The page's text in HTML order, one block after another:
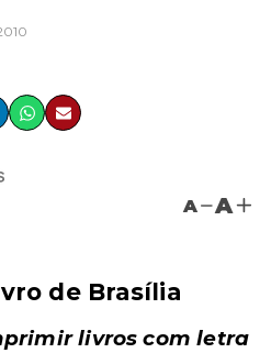
A A
de Brasília
livros com letra